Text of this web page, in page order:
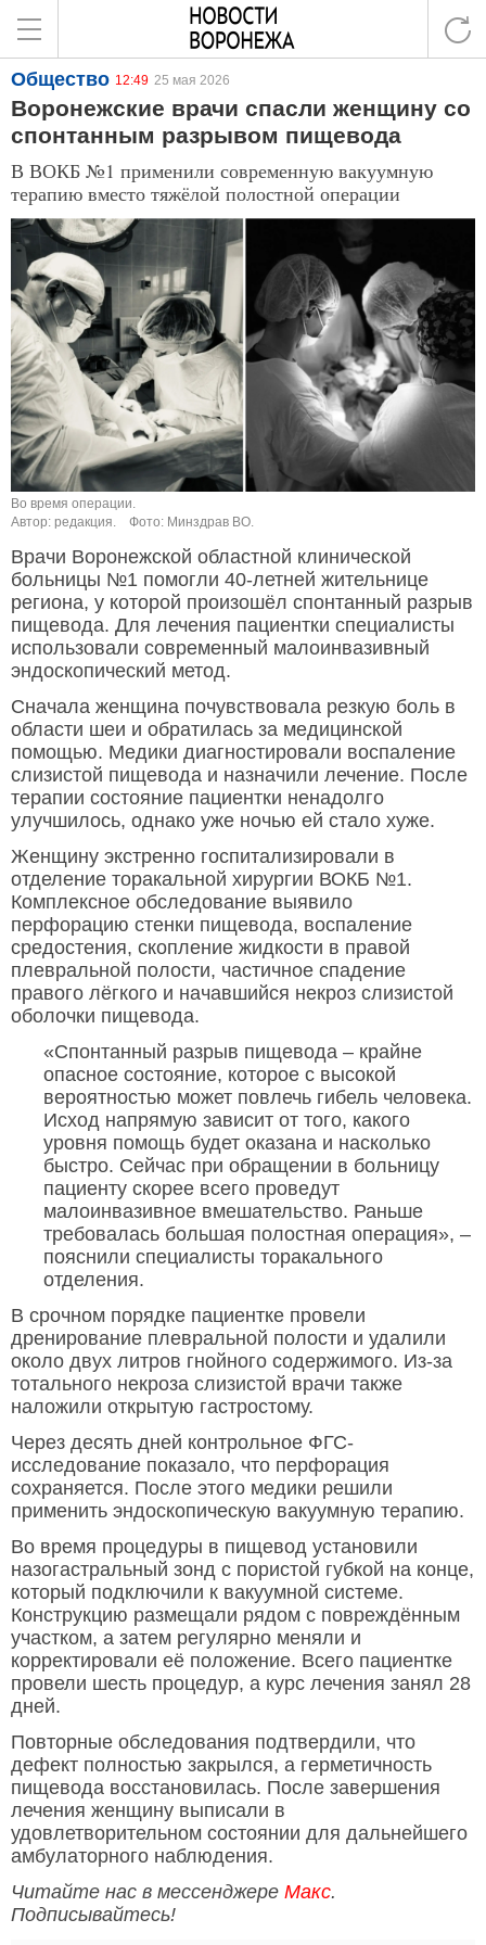
Общество 12:49 25 мая 2026
Воронежские врачи спасли женщину со
спонтанным разрывом пищевода
В ВОКБ №1 применили современную вакуумную
терапию вместо тяжёлой полостной операции
Во время операции.
Автор: редакция.
Фото: Минздрав ВО.
Врачи Воронежской областной клинической
больницы №1 помогли 40-летней жительнице
региона, у которой произошёл спонтанный разрыв
пищевода. Для лечения пациентки специалисты
использовали современный малоинвазивный
эндоскопический метод.
Сначала женщина почувствовала резкую боль в
области шеи и обратилась за медицинской
помощью. Медики диагностировали воспаление
слизистой пищевода и назначили лечение. После
терапии состояние пациентки ненадолго
улучшилось, однако уже ночью ей стало хуже.
Женщину экстренно госпитализировали в
отделение торакальной хирургии ВОКБ №1.
Комплексное обследование выявило
перфорацию стенки пищевода, воспаление
средостения, скопление жидкости в правой
плевральной полости, частичное спадение
правого лёгкого и начавшийся некроз слизистой
оболочки пищевода.
«Спонтанный разрыв пищевода – крайне
опасное состояние, которое с высокой
вероятностью может повлечь гибель человека.
Исход напрямую зависит от того, какого
уровня помощь будет оказана и насколько
быстро. Сейчас при обращении в больницу
пациенту скорее всего проведут
малоинвазивное вмешательство. Раньше
требовалась большая полостная операция», –
пояснили специалисты торакального
отделения.
В срочном порядке пациентке провели
дренирование плевральной полости и удалили
около двух литров гнойного содержимого. Из-за
тотального некроза слизистой врачи также
наложили открытую гастростому.
Через десять дней контрольное ФГС-
исследование показало, что перфорация
сохраняется. После этого медики решили
применить эндоскопическую вакуумную терапию.
Во время процедуры в пищевод установили
назогастральный зонд с пористой губкой на конце,
который подключили к вакуумной системе.
Конструкцию размещали рядом с повреждённым
участком, а затем регулярно меняли и
корректировали её положение. Всего пациентке
провели шесть процедур, а курс лечения занял 28
дней.
Повторные обследования подтвердили, что
дефект полностью закрылся, а герметичность
пищевода восстановилась. После завершения
лечения женщину выписали в
удовлетворительном состоянии для дальнейшего
амбулаторного наблюдения.
Читайте нас в мессенджере Макс.
Подписывайтесь!